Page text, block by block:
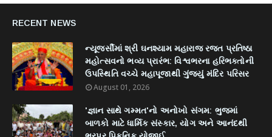
RECENT NEWS
ન્યૂજર્સીમાં શ્રી ઘનશ્યામ મહારાજ રજત પ્રતિષ્ઠા
મહોત્સવનો ભવ્ય પ્રારંભ: વિશ્વભરના હરિભક્તોની
ઉપસ્થિતિ વચ્ચે મહાપૂજાથી ગુંજ્યું મંદિર પરિસર
August 01, 2026
'જ્ઞાન સાથે ગમ્મત'નો અનોખો સંગમ: ભુજમાં
બાળકો માટે ધાર્મિક સંસ્કાર, યોગ અને આનંદથી